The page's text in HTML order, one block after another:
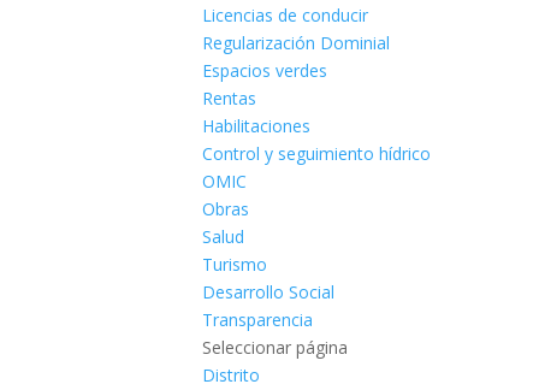
Licencias de conducir
Regularización Dominial
Espacios verdes
Rentas
Habilitaciones
Control y seguimiento hídrico
OMIC
Obras
Salud
Turismo
Desarrollo Social
Transparencia
Seleccionar página
Distrito